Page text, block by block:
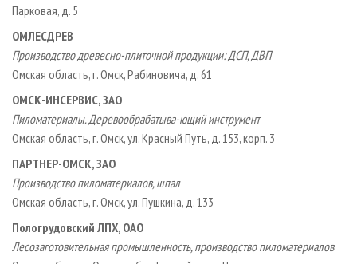
Парковая, д. 5
ОМЛЕСДРЕВ
Производство древесно-плиточной продукции: ДСП, ДВП
Омская область, г. Омск, Рабиновича, д. 61
ОМСК-ИНСЕРВИС, ЗАО
Пиломатериалы. Деревообрабатыва-ющий инструмент
Омская область, г. Омск, ул. Красный Путь, д. 153, корп. 3
ПАРТНЕР-ОМСК, ЗАО
Производство пиломатериалов, шпал
Омская область, г. Омск, ул. Пушкина, д. 133
Пологрудовский ЛПХ, ОАО
Лесозаготовительная промышленность, производство пиломатериалов